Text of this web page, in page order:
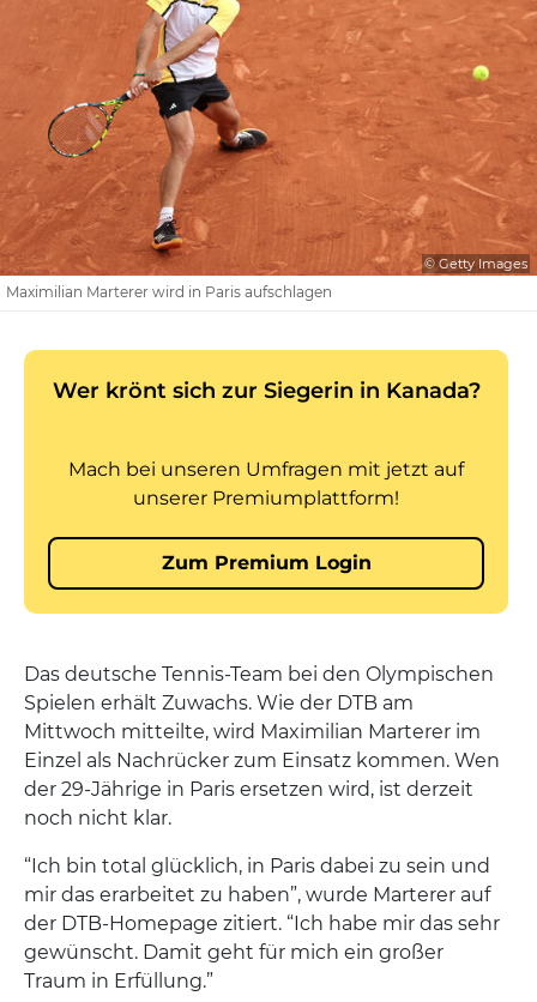
© Getty Images
Maximilian Marterer wird in Paris aufschlagen
Das deutsche Tennis-Team bei den Olympischen
Spielen erhält Zuwachs. Wie der DTB am
Mittwoch mitteilte, wird Maximilian Marterer im
Einzel als Nachrücker zum Einsatz kommen. Wen
der 29-Jährige in Paris ersetzen wird, ist derzeit
noch nicht klar.
“Ich bin total glücklich, in Paris dabei zu sein und
mir das erarbeitet zu haben”, wurde Marterer auf
der DTB-Homepage zitiert. “Ich habe mir das sehr
gewünscht. Damit geht für mich ein großer
Traum in Erfüllung.”